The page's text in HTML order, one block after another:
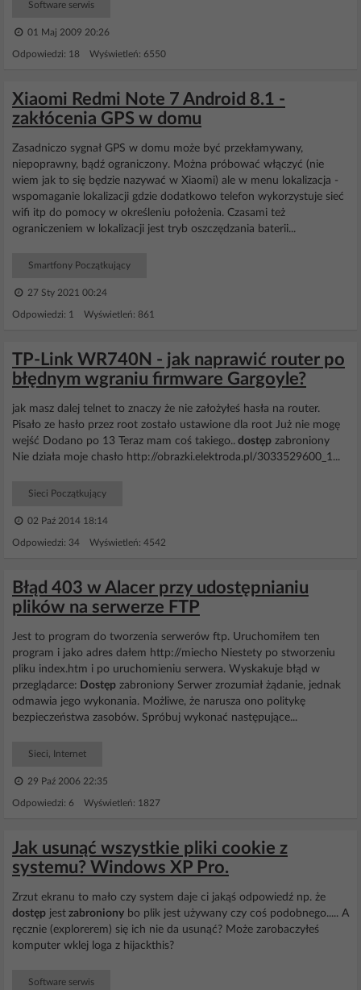
Software serwis
01 Maj 2009 20:26
Odpowiedzi: 18 Wyświetleń: 6550
Xiaomi Redmi Note 7 Android 8.1 -
zakłócenia GPS w domu
Zasadniczo sygnał GPS w domu może być przekłamywany,
niepoprawny, bądź ograniczony. Można próbować włączyć (nie
wiem jak to się będzie nazywać w Xiaomi) ale w menu lokalizacja -
wspomaganie lokalizacji gdzie dodatkowo telefon wykorzystuje sieć
wifi itp do pomocy w określeniu położenia. Czasami też
ograniczeniem w lokalizacji jest tryb oszczędzania baterii...
Smartfony Początkujący
27 Sty 2021 00:24
Odpowiedzi: 1 Wyświetleń: 861
TP-Link WR740N - jak naprawić router po
błędnym wgraniu firmware Gargoyle?
jak masz dalej telnet to znaczy że nie założyłeś hasła na router.
Pisało ze hasło przez root zostało ustawione dla root Już nie mogę
wejść Dodano po 13 Teraz mam coś takiego.. dostęp zabroniony
Nie działa moje chasło http://obrazki.elektroda.pl/3033529600_1...
Sieci Początkujący
02 Paź 2014 18:14
Odpowiedzi: 34 Wyświetleń: 4542
Błąd 403 w Alacer przy udostępnianiu
plików na serwerze FTP
Jest to program do tworzenia serwerów ftp. Uruchomiłem ten
program i jako adres dałem http://miecho Niestety po stworzeniu
pliku index.htm i po uruchomieniu serwera. Wyskakuje błąd w
przeglądarce: Dostęp zabroniony Serwer zrozumiał żądanie, jednak
odmawia jego wykonania. Możliwe, że narusza ono politykę
bezpieczeństwa zasobów. Spróbuj wykonać następujące...
Sieci, Internet
29 Paź 2006 22:35
Odpowiedzi: 6 Wyświetleń: 1827
Jak usunąć wszystkie pliki cookie z
systemu? Windows XP Pro.
Zrzut ekranu to mało czy system daje ci jakąś odpowiedź np. że
dostęp jest zabroniony bo plik jest używany czy coś podobnego..... A
ręcznie (explorerem) się ich nie da usunąć? Może zarobaczyłeś
komputer wklej loga z hijackthis?
Software serwis